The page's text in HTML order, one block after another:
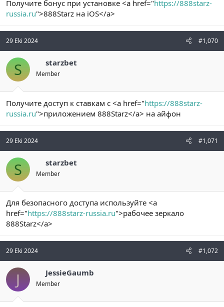
Получите бонус при установке <a href="https://888starz-
russia.ru">888Starz на iOS</a>
29 Eki 2024 #1,070
S starzbet
Member
Получите доступ к ставкам с <a href="https://888starz-
russia.ru">приложением 888Starz</a> на айфон
29 Eki 2024 #1,071
S starzbet
Member
Для безопасного доступа используйте <a
href="https://888starz-russia.ru">рабочее зеркало
888Starz</a>
29 Eki 2024 #1,072
J JessieGaumb
Member